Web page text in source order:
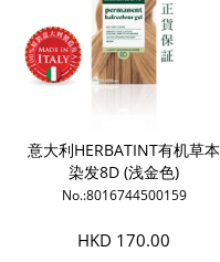
意大利HERBATINT有机草本
染发8D (浅金色)
No.:8016744500159
HKD 170.00